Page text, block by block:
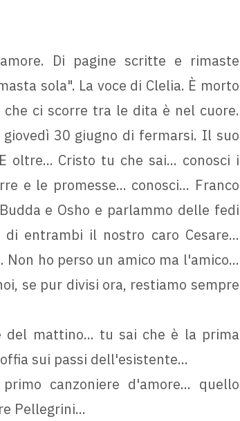
Di pagine scritte e rimaste
sola". La voce di Clelia. È morto
ci scorre tra le dita è nel cuore.
30 giugno di fermarsi. Il suo
oltre... Cristo tu che sai... conosci i
e le promesse... conosci... Franco
e Osho e parlammo delle fedi
entrambi il nostro caro Cesare...
Non ho perso un amico ma l'amico...
se pur divisi ora, restiamo sempre
mattino... tu sai che è la prima
sui passi dell'esistente...
canzoniere d'amore... quello
Pellegrini...